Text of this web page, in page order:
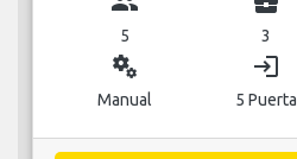
5 3
miscellaneous_services
Manual
login
5 Puerta